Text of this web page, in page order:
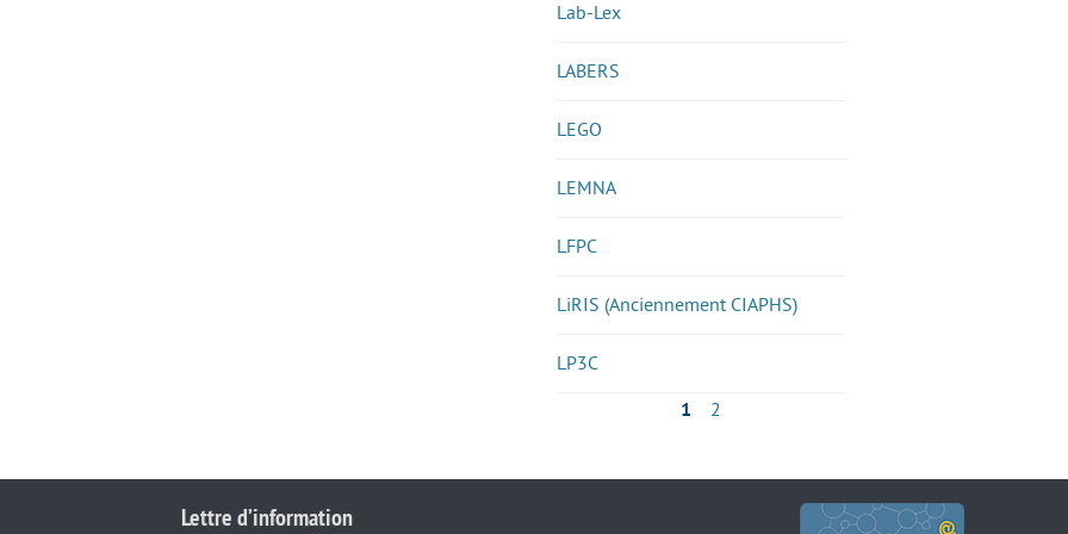
Lab-Lex
LABERS
LEGO
LEMNA
LFPC
LiRIS (Anciennement CIAPHS)
LP3C
1 2
Lettre d’information